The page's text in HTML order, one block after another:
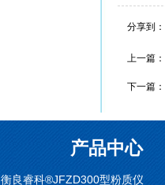
分享到：
上一篇：
下一篇
产品中心
衡良睿科®JFZD300型粉质仪